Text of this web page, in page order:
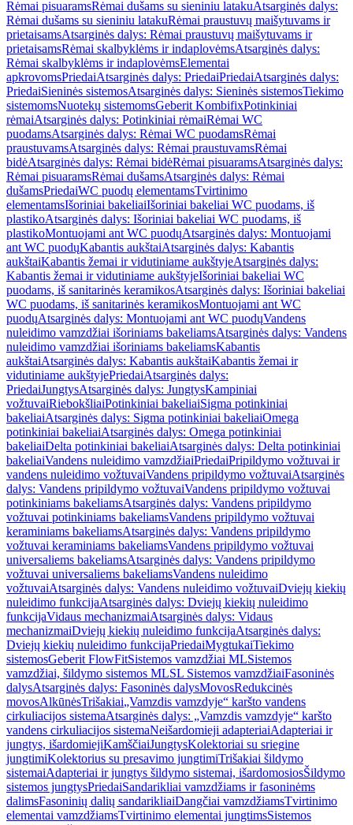
Rėmai pisuaramsRėmai dušams su sieniniu latakuAtsarginės dalys:
Rėmai dušams su sieniniu latakuRėmai praustuvų maišytuvams ir
prietaisamsAtsarginės dalys: Rėmai praustuvų maišytuvams ir
prietaisamsRėmai skalbyklėms ir indaplovėmsAtsarginės dalys:
Rėmai skalbyklėms ir indaplovėmsElementai
apkrovomsPriedaiAtsarginės dalys: PriedaiPriedaiAtsarginės dalys:
PriedaiSieninės sistemosAtsarginės dalys: Sieninės sistemosTiekimo
sistemomsNuotekų sistemomsGeberit KombifixPotinkiniai
rėmaiAtsarginės dalys: Potinkiniai rėmaiRėmai WC
puodamsAtsarginės dalys: Rėmai WC puodamsRėmai
praustuvamsAtsarginės dalys: Rėmai praustuvamsRėmai
bidėAtsarginės dalys: Rėmai bidėRėmai pisuaramsAtsarginės dalys:
Rėmai pisuaramsRėmai dušamsAtsarginės dalys: Rėmai
dušamsPriedaiWC puodų elementamsTvirtinimo
elementamsIšoriniai bakeliaiIšoriniai bakeliai WC puodams, iš
plastikoAtsarginės dalys: Išoriniai bakeliai WC puodams, iš
plastikoMontuojami ant WC puodųAtsarginės dalys: Montuojami
ant WC puodųKabantis aukštaiAtsarginės dalys: Kabantis
aukštaiKabantis žemai ir vidutiniame aukštyjeAtsarginės dalys:
Kabantis žemai ir vidutiniame aukštyjeIšoriniai bakeliai WC
puodams, iš sanitarinės keramikosAtsarginės dalys: Išoriniai bakeliai
WC puodams, iš sanitarinės keramikosMontuojami ant WC
puodųAtsarginės dalys: Montuojami ant WC puodųVandens
nuleidimo vamzdžiai išoriniams bakeliamsAtsarginės dalys: Vandens
nuleidimo vamzdžiai išoriniams bakeliamsKabantis
aukštaiAtsarginės dalys: Kabantis aukštaiKabantis žemai ir
vidutiniame aukštyjePriedaiAtsarginės dalys:
PriedaiJungtysAtsarginės dalys: JungtysKampiniai
vožtuvaiRiebokšliaiPotinkiniai bakeliaiSigma potinkiniai
bakeliaiAtsarginės dalys: Sigma potinkiniai bakeliaiOmega
potinkiniai bakeliaiAtsarginės dalys: Omega potinkiniai
bakeliaiDelta potinkiniai bakeliaiAtsarginės dalys: Delta potinkiniai
bakeliaiVandens nuleidimo vamzdžiaiPriedaiPripildymo vožtuvai ir
vandens nuleidimo vožtuvaiVandens pripildymo vožtuvaiAtsarginės
dalys: Vandens pripildymo vožtuvaiVandens pripildymo vožtuvai
potinkiniams bakeliamsAtsarginės dalys: Vandens pripildymo
vožtuvai potinkiniams bakeliamsVandens pripildymo vožtuvai
keraminiams bakeliamsAtsarginės dalys: Vandens pripildymo
vožtuvai keraminiams bakeliamsVandens pripildymo vožtuvai
universaliems bakeliamsAtsarginės dalys: Vandens pripildymo
vožtuvai universaliems bakeliamsVandens nuleidimo
vožtuvaiAtsarginės dalys: Vandens nuleidimo vožtuvaiDviejų kiekių
nuleidimo funkcijaAtsarginės dalys: Dviejų kiekių nuleidimo
funkcijaVidaus mechanizmaiAtsarginės dalys: Vidaus
mechanizmaiDviejų kiekių nuleidimo funkcijaAtsarginės dalys:
Dviejų kiekių nuleidimo funkcijaPriedaiMygtukaiTiekimo
sistemosGeberit FlowFitSistemos vamzdžiai MLSistemos
vamzdžiai, šildymo sistemos MLSL Sistemos vamzdžiaiFasoninės
dalysAtsarginės dalys: Fasoninės dalysMovosRedukcinės
movosAlkūnėsTrišakiai„Vamzdis vamzdyje“ karšto vandens
cirkuliacijos sistemaAtsarginės dalys: „Vamzdis vamzdyje“ karšto
vandens cirkuliacijos sistemaNeišardomieji adapteriaiAdapteriai ir
jungtys, išardomiejiKamščiaiJungtysKolektoriai su sriegine
jungtimiKolektorius su presavimo jungtimiTrišakiai šildymo
sistemaiAdapteriai ir jungtys šildymo sistemai, išardomosiosŠildymo
sistemos jungtysPriedaiSandarikliai vamzdžiams ir fasoninėms
dalimsFasoninių dalių sandarikliaiDangčiai vamzdžiamsTvirtinimo
elementai vamzdžiamsTvirtinimo elementai jungtimsSistemos